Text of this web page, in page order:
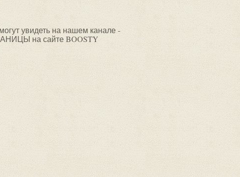
увидеть на нашем канале -
на сайте BOOSTY